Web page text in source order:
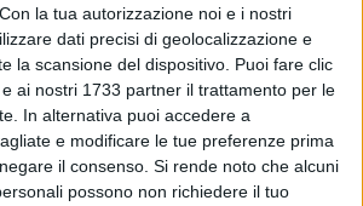
Con la tua autorizzazione noi e i nostri
dati precisi di geolocalizzazione e
la scansione del dispositivo. Puoi fare clic
ai nostri 1733 partner il trattamento per le
In alternativa puoi accedere a
e modificare le tue preferenze prima
il consenso. Si rende noto che alcuni
possono non richiedere il tuo
due lucani: Luciana Lamorgese, di
di Milano, nuovo ministro dell'Interno
ricoperto dal leader della Lega Matteo
di Potenza, coordinatore di Art.1
della Salute.